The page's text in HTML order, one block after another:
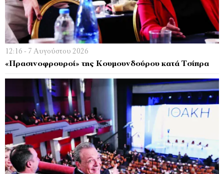
12:16 - 7 Αυγούστου 2026
«Πρασινοφρουροί» της Κουμουνδούρου κατά Τσίπρα